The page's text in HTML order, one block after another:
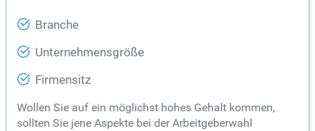
Branche
Unternehmensgröße
Firmensitz
Wollen Sie auf ein möglichst hohes Gehalt kommen,
sollten Sie jene Aspekte bei der Arbeitgeberwahl